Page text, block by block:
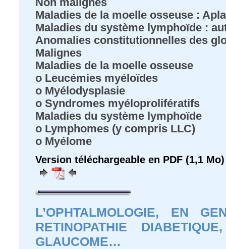
Maladies de la moelle osseuse :
Maladies du système lymphoïde :
Anomalies constitutionnelles des
Malignes
Maladies de la moelle osseuse
o Leucémies myéloïdes
o Myélodysplasie
o Syndromes myéloprolifératifs
Maladies du système lymphoïde
o Lymphomes (y compris LLC)
o Myélome
Version téléchargeable en PDF (1,1 Mo)
L’OPHTALMOLOGIE, EN
RETINOPATHIE
GLAUCOME…